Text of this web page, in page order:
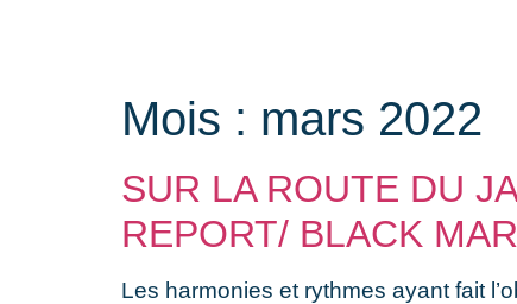
Mois : mars 2022
SUR LA ROUTE DU
REPORT/ BLACK
Les harmonies et rythmes ayant fait